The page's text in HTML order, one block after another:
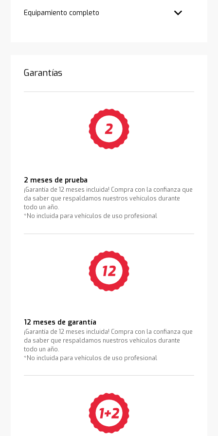
Equipamiento completo
Garantías
2 meses de prueba
¡Garantía de 12 meses incluida! Compra con la confianza que
da saber que respaldamos nuestros vehículos durante
todo un año.
*No incluida para vehículos de uso profesional
12 meses de garantía
¡Garantía de 12 meses incluida! Compra con la confianza que
da saber que respaldamos nuestros vehículos durante
todo un año.
*No incluida para vehículos de uso profesional